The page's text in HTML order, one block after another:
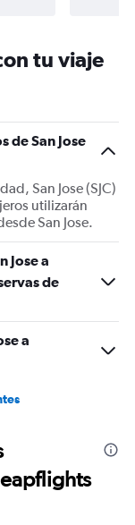
tu viaje
de San Jose
San Jose (SJC)
utilizarán
San Jose.
Jose a
de
a